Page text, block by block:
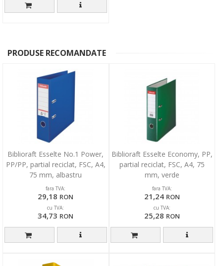
PRODUSE RECOMANDATE
Biblioraft Esselte No.1 Power,
PP/PP, partial reciclat, FSC, A4,
75 mm, albastru
fara TVA:
29,18 RON
cu TVA:
34,73 RON
Biblioraft Esselte Economy, PP,
partial reciclat, FSC, A4, 75
mm, verde
fara TVA:
21,24 RON
cu TVA:
25,28 RON